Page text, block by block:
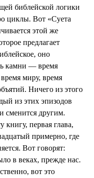
библейской логики
циклы. Вот «Суета
этой же
предлагает
оно
камни — время
миру, время
Ничего из этого
из этих эпизодов
сменится другим.
книгу, первая глава,
примерно, где
Вот говорят:
в веках, прежде нас.
вот это